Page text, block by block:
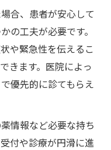
合、患者が安心して
の工夫が必要です。
や緊急性を伝えるこ
きます。医院によっ
優先的に診てもらえ
情報など必要な持ち
付や診療が円滑に進